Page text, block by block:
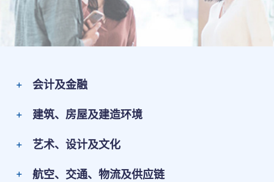
会计及金融
建筑、房屋及建造环境
艺术、设计及文化
航空、交通、物流及供应链